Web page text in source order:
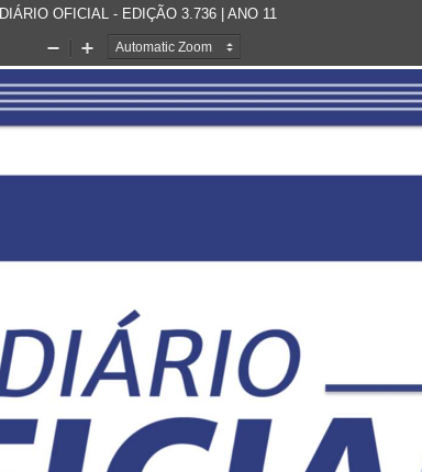
DIÁRIO OFICIAL - EDIÇÃO 3.736 | ANO 11